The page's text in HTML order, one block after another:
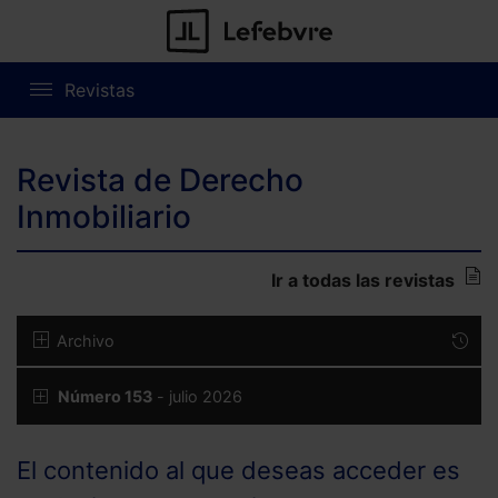
Revistas
Revista de Derecho
Inmobiliario
Ir a todas las revistas
Archivo
Número 153 - julio 2026
El contenido al que deseas acceder es